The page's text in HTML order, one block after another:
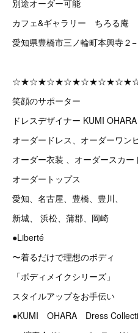
別途オーダー可能
カフェ&ギャラリー ちろる庵
愛知県豊橋市三ノ輪町本興寺２−
笑顔のサポーター
ドレスデザイナー KUMI OHARA
オーダードレス、オーダーワンピ
オーダー衣装 、オーダースカー
オーダートップス
愛知、名古屋、豊橋、豊川、
新城、 浜松、蒲郡、岡崎
●Liberté
〜着るだけで理想のボディ
「ボディメイクシリーズ」
スタイルアップをお手伝い
●KUMI OHARA Dress